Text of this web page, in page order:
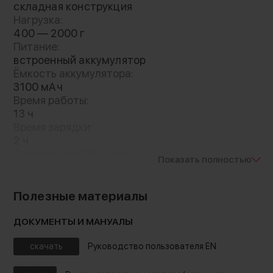
складная конструкция
Нагрузка:
400 — 2000 г
Питание:
встроенный аккумулятор
Ёмкость аккумулятора:
3100 мАч
Время работы:
13 ч
320 °
360 °
338 × 182 × 175 мм
Показать полностью
Полезные материалы
ДОКУМЕНТЫ И МАНУАЛЫ
скачать Руководство пользователя EN